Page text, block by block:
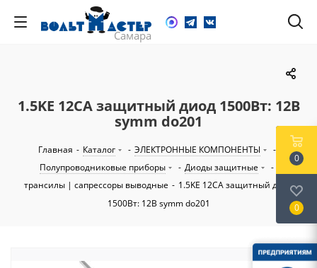
1.5KE 12CA защитный диод 1500Вт: 12В
symm do201
Главная - Каталог - ЭЛЕКТРОННЫЕ КОМПОНЕНТЫ
-
Полупроводниковые приборы
- Диоды защитные
-
трансилы | сапрессоры выводные - 1.5KE 12CA защитный диод
1500Вт: 12В symm do201
0
0